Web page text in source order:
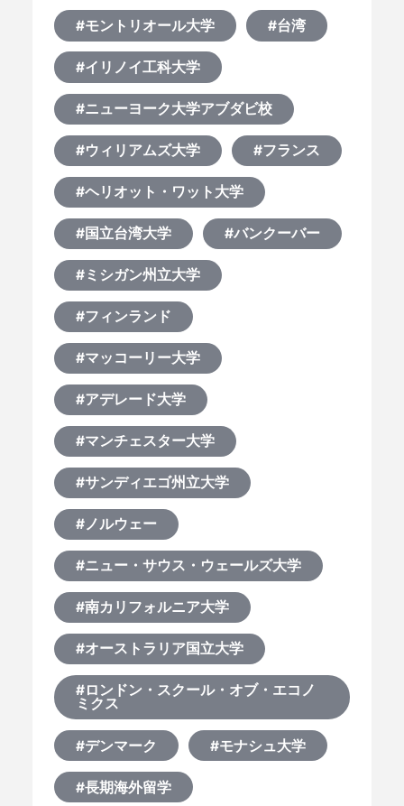
#モントリオール大学 #台湾
#イリノイ工科大学
#ニューヨーク大学アブダビ校
#ウィリアムズ大学 #フランス
#ヘリオット・ワット大学
#国立台湾大学 #バンクーバー
#ミシガン州立大学
#フィンランド
#マッコーリー大学
#アデレード大学
#マンチェスター大学
#サンディエゴ州立大学
#ノルウェー
#ニュー・サウス・ウェールズ大学
#南カリフォルニア大学
#オーストラリア国立大学
#ロンドン・スクール・オブ・エコノ
ミクス
#デンマーク #モナシュ大学
#長期海外留学